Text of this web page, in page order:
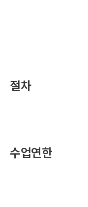
절차
수업연한